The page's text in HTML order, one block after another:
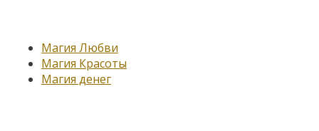
Магия Любви
Магия Красоты
Магия денег